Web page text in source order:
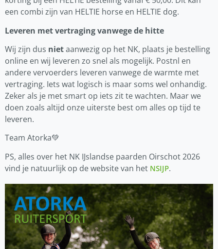
een combi zijn van HELTIE horse en HELTIE dog.
Leveren met vertraging vanwege de hitte
Wij zijn dus nietaanwezig op het NK, plaats je bestelling
online en wij leveren zo snel als mogelijk. Postnl en
andere vervoerders leveren vanwege de warmte met
vertraging. Iets wat logisch is maar soms wel onhandig.
Zeker als je met smart op iets zit te wachten. Maar we
doen zoals altijd onze uiterste best om alles op tijd te
leveren.
Team Atorka💚
PS, alles over het NK IJslandse paarden Oirschot 2026
vind je natuurlijk op de website van het NSIJP.